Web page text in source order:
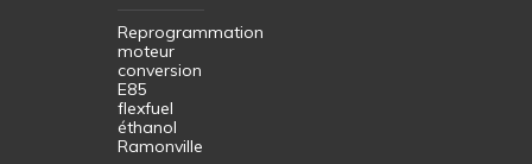
Reprogrammation
moteur
conversion
E85
flexfuel
éthanol
Ramonville